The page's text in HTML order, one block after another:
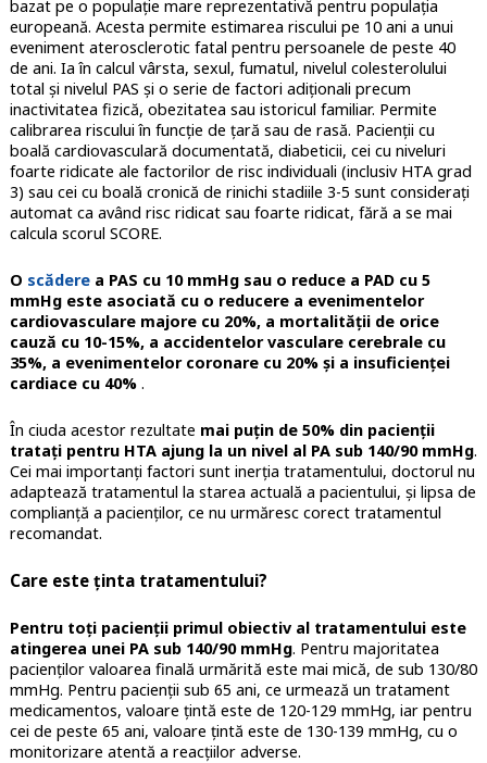
bazat pe o populație mare reprezentativă pentru populația
europeană. Acesta permite estimarea riscului pe 10 ani a unui
eveniment aterosclerotic fatal pentru persoanele de peste 40
de ani. Ia în calcul vârsta, sexul, fumatul, nivelul colesterolului
total și nivelul PAS și o serie de factori adiționali precum
inactivitatea fizică, obezitatea sau istoricul familiar. Permite
calibrarea riscului în funcție de țară sau de rasă. Pacienții cu
boală cardiovasculară documentată, diabeticii, cei cu niveluri
foarte ridicate ale factorilor de risc individuali (inclusiv HTA grad
3) sau cei cu boală cronică de rinichi stadiile 3-5 sunt considerați
automat ca având risc ridicat sau foarte ridicat, fără a se mai
calcula scorul SCORE.
O scăderea PAS cu 10 mmHg sau o reduce a PAD cu 5
mmHg este asociată cu o reducere a evenimentelor
cardiovasculare majore cu 20%, a mortalității de orice
cauză cu 10-15%, a accidentelor vasculare cerebrale cu
35%, a evenimentelor coronare cu 20% și a insuficienței
cardiace cu 40%.
În ciuda acestor rezultate mai puțin de 50% din pacienții
tratați pentru HTA ajung la un nivel al PA sub 140/90 mmHg.
Cei mai importanți factori sunt inerția tratamentului, doctorul nu
adaptează tratamentul la starea actuală a pacientului, și lipsa de
complianță a pacienților, ce nu urmăresc corect tratamentul
recomandat.
Care este ținta tratamentului?
Pentru toți pacienții primul obiectiv al tratamentului este
atingerea unei PA sub 140/90 mmHg. Pentru majoritatea
pacienților valoarea finală urmărită este mai mică, de sub 130/80
mmHg. Pentru pacienții sub 65 ani, ce urmează un tratament
medicamentos, valoare țintă este de 120-129 mmHg, iar pentru
cei de peste 65 ani, valoare țintă este de 130-139 mmHg, cu o
monitorizare atentă a reacțiilor adverse.